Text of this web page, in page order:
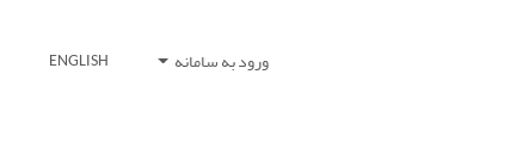
ورود به سامانه ENGLISH